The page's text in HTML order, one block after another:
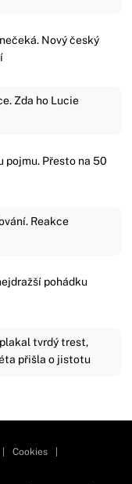
Nový český
Zda ho Lucie
pojmu. Přesto na 50
Reakce
pohádku
tvrdý trest,
přišla o jistotu
Cookies